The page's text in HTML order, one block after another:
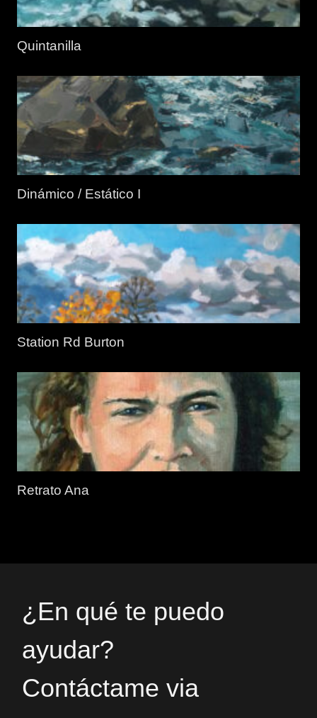
Quintanilla
Dinámico / Estático I
Station Rd Burton
Retrato Ana
¿En qué te puedo
ayudar?
Contáctame via